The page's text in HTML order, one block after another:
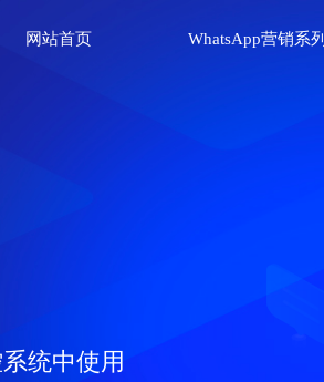
网站首页 WhatsApp营销系列
道
控系统中使用